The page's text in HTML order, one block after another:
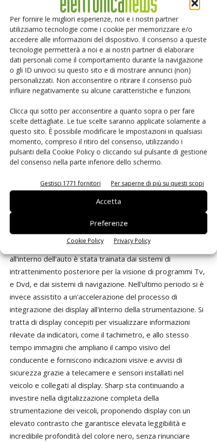
Per fornire le migliori esperienze, noi e i nostri partner
utilizziamo tecnologie come i cookie per memorizzare e/o
accedere alle informazioni del dispositivo. Il consenso a queste
tecnologie permetterà a noi e ai nostri partner di elaborare
dati personali come il comportamento durante la navigazione
o gli ID univoci su questo sito e di mostrare annunci (non)
personalizzati. Non acconsentire o ritirare il consenso può
influire negativamente su alcune caratteristiche e funzioni.
Clicca qui sotto per acconsentire a quanto sopra o per fare
scelte dettagliate. Le tue scelte saranno applicate solamente a
questo sito. È possibile modificare le impostazioni in qualsiasi
momento, compreso il ritiro del consenso, utilizzando i
pulsanti della Cookie Policy o cliccando sul pulsante di gestione
del consenso nella parte inferiore dello schermo.
Gestisci 1771 fornitori Per saperne di più su questi scopi
Accetta
Preferenze
Cookie Policy Privacy Policy
Quindi puntate anche sullo sviluppo del mercato dei
Led?
Credo che quella dei Led sia una tra le più importanti
innovazioni dell'elettronica e che il futuro in fatto di
tecnologia luminosa appartenga sicuramente ai Led. Per via
della loro sempre maggiore efficienza luminosa i Led
offrono un immenso potenziale per il risparmio energetico,
fungendo sia da retroilluminazione per i display che da
fonte luminosa per l'illuminazione. Secondo i nostri studi, la
produzione di corrente elettrica annuale potrebbe essere
ridotta di 14 centrali elettriche, con un risparmio di 34
milioni di tonnellate di anidride carbonica, se gli 1,2 miliardi
televisori a tubo catodico attualmente in funzione nel
cristalli liquidi. Quello dell'illuminazione allo stato solido è
sicuramente un settore in forte espansione.
Quanto siete coinvolti nelle applicazioni automotive e
come vedete il futuro del settore?
Fino ad oggi la crescita del mercato dei display Lcd
all'interno dell'auto è stata trainata dai sistemi di
intrattenimento posteriore per la visione di programmi Tv,
e Dvd, e dai sistemi di navigazione. Nell'ultimo periodo si è
invece assistito a un'accelerazione del processo di
integrazione dei display all'interno della strumentazione. Si
tratta di display concepiti per visualizzare informazioni
rilevate da indicatori, come il tachimetro, e allo stesso
tempo immagini che ampliano il campo visivo del
conducente e forniscono indicazioni visive e avvisi di
sicurezza grazie a telecamere e sensori installati nel
veicolo e collegati al display. Sharp sta continuando a
investire nella digitalizzazione completa della
strumentazione dei veicoli, proponendo display con un
elevato contrasto che garantisce elevata leggibilità e
incredibile profondità del colore nero, senza rinunciare